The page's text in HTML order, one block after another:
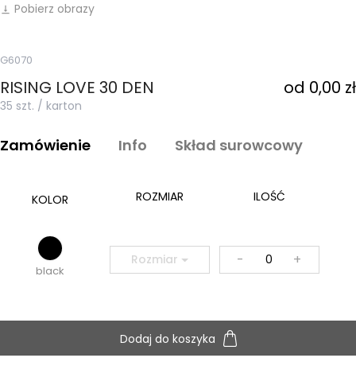
vertical_align_bottom Pobierz obrazy
G6070
RISING LOVE 30 DEN od 0,00 zł
35 szt. / karton
Zamówienie Info Skład surowcowy
KOLOR ROZMIAR ILOŚĆ
black
Rozmiar - +
Dodaj do koszyka